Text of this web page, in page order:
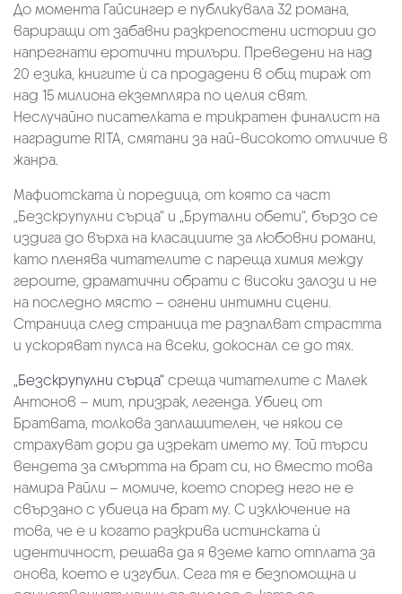
До момента Гайсингер е публикувала 32 романа,
вариращи от забавни разкрепостени истории до
напрегнати еротични трилъри. Преведени на над
20 езика, книгите ѝ са продадени в общ тираж от
над 15 милиона екземпляра по целия свят.
Неслучайно писателката е трикратен финалист на
наградите RITA, смятани за най-високото отличие в
жанра.
Мафиотската ѝ поредица, от която са част
„Безскрупулни сърца“ и „Брутални обети“, бързо се
издига до върха на класациите за любовни романи,
като пленява читателите с пареща химия между
героите, драматични обрати с високи залози и не
на последно място – огнени интимни сцени.
Страница след страница те разпалват страстта
и ускоряват пулса на всеки, докоснал се до тях.
„Безскрупулни сърца“среща читателите с Малек
Антонов – мит, призрак, легенда. Убиец от
Братвата, толкова заплашителен, че някои се
страхуват дори да изрекат името му. Той търси
вендета за смъртта на брат си, но вместо това
намира Райли – момиче, което според него не е
свързано с убиеца на брат му. С изключение на
това, че е и когато разкрива истинската ѝ
идентичност, решава да я вземе като отплата за
онова, което е изгубил. Сега тя е безпомощна и